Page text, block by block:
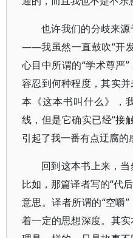
也许我们的分歧来
——我虽然一直鼓吹“开
心目中所谓的“学术尊严
容忍到何种程度，其实
本《这本书叫什么》，
线，但是它确实已经“接
引起了我一番有点迂腐的
回到这本书上来，当
比如，那篇译者写的“代
意思。译者所谓的“空嚼
着一定的思想深度。其